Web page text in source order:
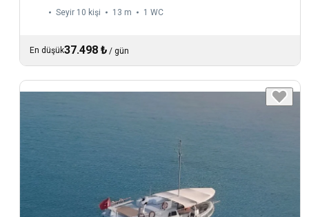
Seyir 10 kişi 13 m 1 WC
En düşük37.498 ₺ / gün